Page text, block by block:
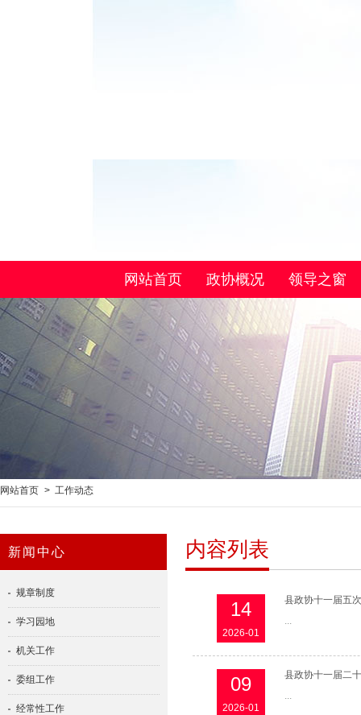
网站首页 政协概况 领导之窗
网站首页 > 工作动态
新闻中心 内容列表
规章制度
学习园地
机关工作
委组工作
经常性工作
14
2026-01
县政协十一届五
...
09
2026-01
县政协十一届二
...